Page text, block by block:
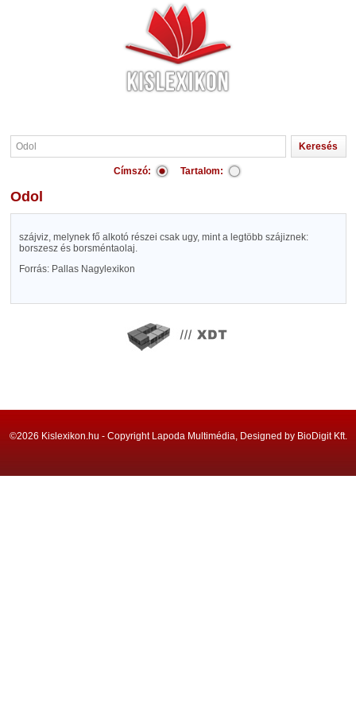
Címszó: Tartalom:
Odol
szájviz, melynek fő alkotó részei csak ugy, mint a legtöbb szájiznek:
borszesz és borsméntaolaj.
Forrás: Pallas Nagylexikon
©2026 Kislexikon.hu - Copyright Lapoda Multimédia, Designed by BioDigit Kft.